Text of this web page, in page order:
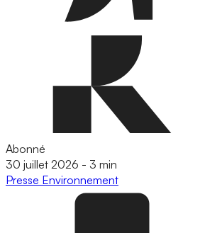
Abonné
30 juillet 2026 - 3 min
Presse Environnement